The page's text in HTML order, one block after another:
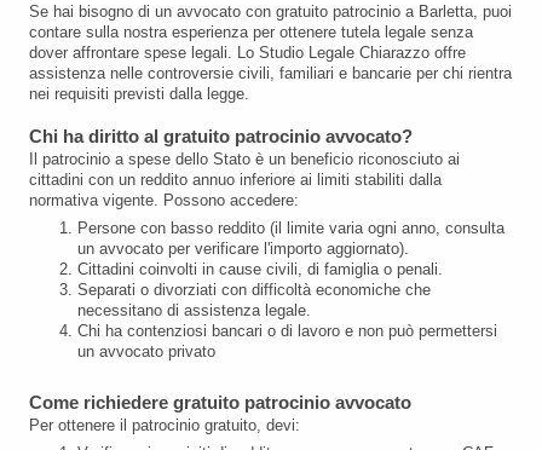
Se hai bisogno di un avvocato con gratuito patrocinio a Barletta, puoi
contare sulla nostra esperienza per ottenere tutela legale senza
dover affrontare spese legali. Lo Studio Legale Chiarazzo offre
assistenza nelle controversie civili, familiari e bancarie per chi rientra
nei requisiti previsti dalla legge.
Chi ha diritto al gratuito patrocinio avvocato?
Il patrocinio a spese dello Stato è un beneficio riconosciuto ai
cittadini con un reddito annuo inferiore ai limiti stabiliti dalla
normativa vigente. Possono accedere:
Persone con basso reddito (il limite varia ogni anno, consulta
un avvocato per verificare l'importo aggiornato).
Cittadini coinvolti in cause civili, di famiglia o penali.
Separati o divorziati con difficoltà economiche che
necessitano di assistenza legale.
Chi ha contenziosi bancari o di lavoro e non può permettersi
un avvocato privato
Come richiedere gratuito patrocinio avvocato
Per ottenere il patrocinio gratuito, devi: